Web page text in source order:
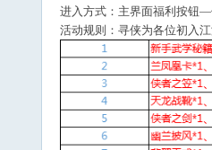
进入方式：主界面福利按钮
活动规则：寻侠为各位初入